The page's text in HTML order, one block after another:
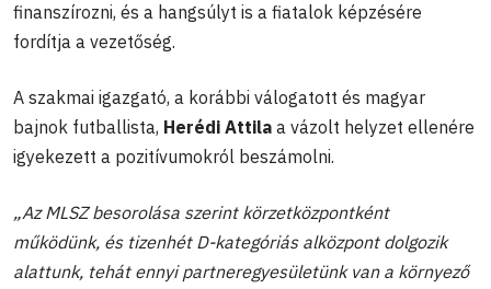
finanszírozni, és a hangsúlyt is a fiatalok képzésére
fordítja a vezetőség.
A szakmai igazgató, a korábbi válogatott és magyar
bajnok futballista, Herédi Attila a vázolt helyzet ellenére
igyekezett a pozitívumokról beszámolni.
„Az MLSZ besorolása szerint körzetközpontként
működünk, és tizenhét D-kategóriás alközpont dolgozik
alattunk, tehát ennyi partneregyesületünk van a környező